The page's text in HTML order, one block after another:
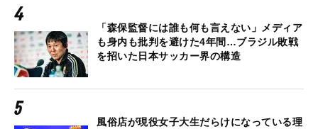
「森保監督には誰も何も言えない」メディア
も身内も批判を避けた4年間…ブラジル敗戦
を招いた日本サッカー界の構造
風俗店が現役女子大生だらけになっている理